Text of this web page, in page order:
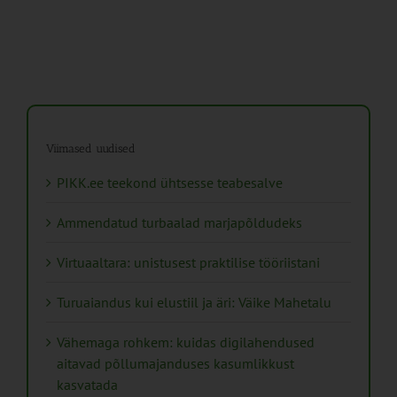
Viimased uudised
PIKK.ee teekond ühtsesse teabesalve
Ammendatud turbaalad marjapõldudeks
Virtuaaltara: unistusest praktilise tööriistani
Turuaiandus kui elustiil ja äri: Väike Mahetalu
Vähemaga rohkem: kuidas digilahendused
aitavad põllumajanduses kasumlikkust
kasvatada